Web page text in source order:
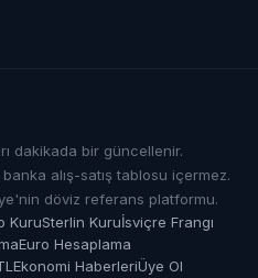
dakikada bir güncellenir.
alış-satış tablosu içermez.
döviz referans platformu.
KuruSterlin Kuruİsviçre Frangı
Euro Hesaplama
Ekonomi HaberleriÜye Ol